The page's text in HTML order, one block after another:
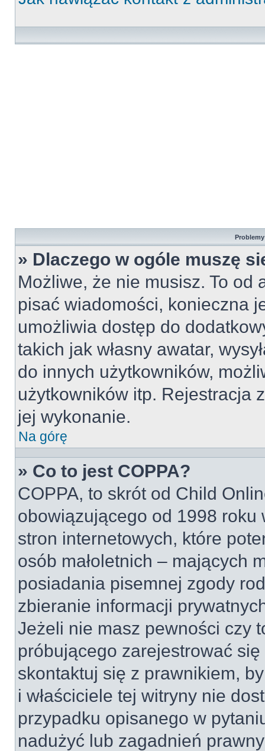
» Dlaczego w ogóle muszę
Możliwe, że nie musisz. To od
pisać wiadomości, konieczna
umożliwia dostęp do
takich jak własny awatar,
do innych użytkowników,
użytkowników itp. Rejestracja
jej wykonanie.
Na górę
» Co to jest COPPA?
COPPA, to skrót od Child
obowiązującego od 1998 roku
stron internetowych, które
osób małoletnich – mających
posiadania pisemnej zgody
zbieranie informacji
Jeżeli nie masz pewności czy
próbującego zarejestrować
skontaktuj się z prawnikiem,
i właściciele tej witryny nie
przypadku opisanego w
nadużyć lub zagadnień